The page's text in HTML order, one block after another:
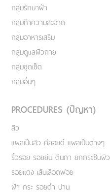
กลุ่มรักษาฝ้า
กลุ่มทำความสะอาด
กลุ่มอาหารเสริม
กลุ่มดูแลผิวกาย
กลุ่มชุดเซ็ต
กลุ่มอื่นๆ
PROCEDURES (ปัญหา)
สิว
แผลเป็นสิว คีลอยด์ แผลเป็นต่างๆ
ริ้วรอย รอยย่น ตีนกา ยกกระชับผิว
รอยแดง เส้นเลือดฟอย
ฝ้า กระ รอยดำ ปาน